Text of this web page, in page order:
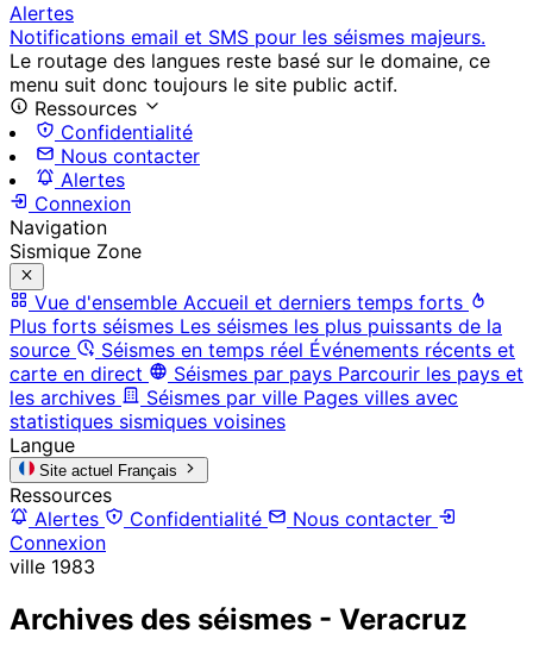
Alertes
Notifications email et SMS pour les séismes majeurs.
Le routage des langues reste basé sur le domaine, ce
menu suit donc toujours le site public actif.
Ressources
Confidentialité
Nous contacter
Alertes
Connexion
Navigation
Sismique Zone
Vue d'ensemble Accueil et derniers temps forts
Plus forts séismes Les séismes les plus puissants de la
source
Séismes en temps réel Événements récents et
carte en direct
Séismes par pays Parcourir les pays et
les archives
Séismes par ville Pages villes avec
statistiques sismiques voisines
Langue
Site actuel Français
Ressources
Alertes
Confidentialité
Nous contacter
Connexion
ville 1983
Archives des séismes - Veracruz